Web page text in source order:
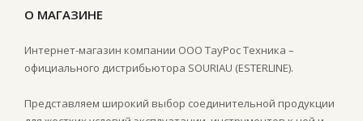
О МАГАЗИНЕ
Интернет-магазин компании ООО ТауРос Техника –
официального дистрибьютора SOURIAU (ESTERLINE).
Представляем широкий выбор соединительной продукции